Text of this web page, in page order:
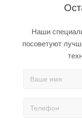
Наши
посоветуют